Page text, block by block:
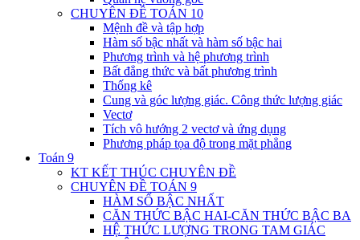
CHUYÊN ĐỀ TOÁN 10
Mệnh đề và tập hợp
Hàm số bậc nhất và hàm số bậc hai
Phương trình và hệ phương trình
Bất đẳng thức và bất phương trình
Thống kê
Cung và góc lượng giác. Công thức lượng giác
Vectơ
Tích vô hướng 2 vectơ và ứng dụng
Phương pháp tọa độ trong mặt phẳng
Toán 9
KT KẾT THÚC CHUYÊN ĐỀ
CHUYÊN ĐỀ TOÁN 9
HÀM SỐ BẬC NHẤT
CĂN THỨC BẬC HAI-CĂN THỨC BẬC BA
HỆ THỨC LƯỢNG TRONG TAM GIÁC